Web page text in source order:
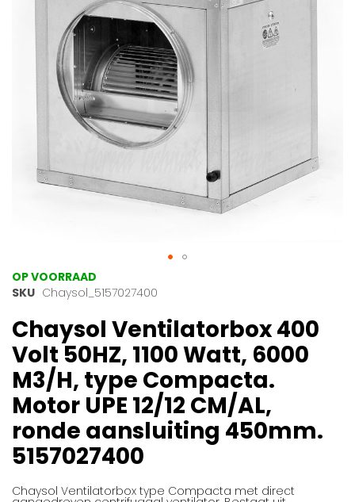
afbeeldingen-
Ga
naar
begin
van
de
afbeeldingen-
gallerij
OP VOORRAAD
SKU Chaysol_5157027400
Chaysol Ventilatorbox 400
Volt 50HZ, 1100 Watt, 6000
M3/H, type Compacta.
Motor UPE 12/12 CM/AL,
ronde aansluiting 450mm.
5157027400
Chaysol Ventilatorbox type Compacta met direct